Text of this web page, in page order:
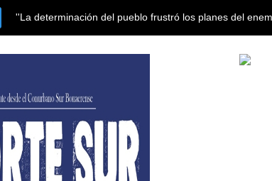
La FAM reclamó al Senado frenar la reforma de la Ley